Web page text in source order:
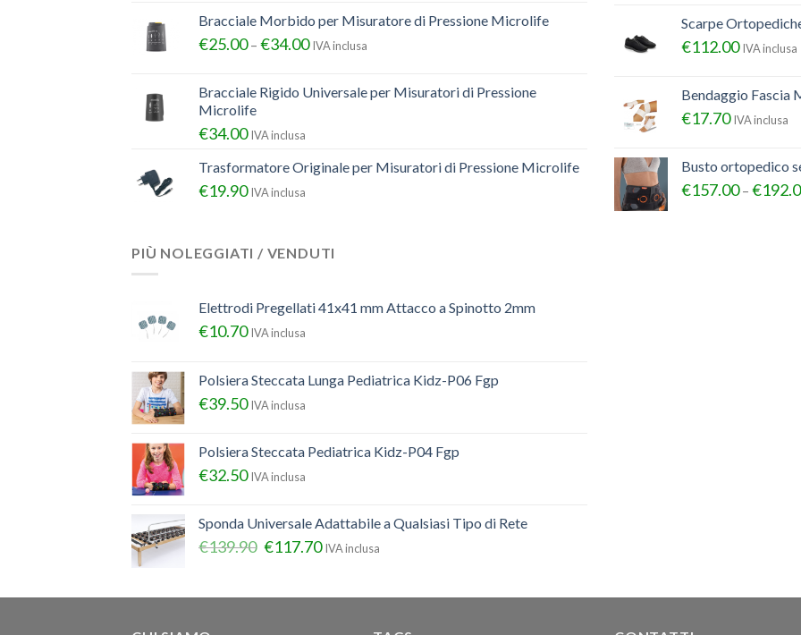
Bracciale Morbido per Misuratore di Pressione Microlife
€25.00– €34.00 IVA inclusa
Bracciale Rigido Universale per Misuratori di Pressione
Microlife
€34.00 IVA inclusa
Trasformatore Originale per Misuratori di Pressione Microlife
€19.90 IVA inclusa
Scarpe
€112.00 IVA inclusa
Bendaggio Fascia
€17.70 IVA inclusa
Busto ortopedico
€157.00– €
PIÙ NOLEGGIATI / VENDUTI
Elettrodi Pregellati 41x41 mm Attacco a Spinotto 2mm
€10.70 IVA inclusa
Polsiera Steccata Lunga Pediatrica Kidz-P06 Fgp
€39.50 IVA inclusa
Polsiera Steccata Pediatrica Kidz-P04 Fgp
€32.50 IVA inclusa
Sponda Universale Adattabile a Qualsiasi Tipo di Rete
€139.90 €117.70 IVA inclusa